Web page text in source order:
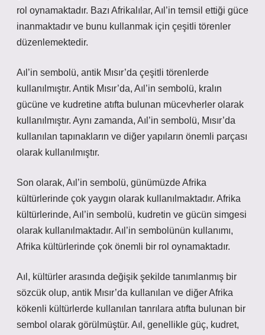
rol oynamaktadır. Bazı Afrikalılar, Aıl’in temsil ettiği güce
inanmaktadır ve bunu kullanmak için çeşitli törenler
düzenlemektedir.
Aıl’in sembolü, antik Mısır’da çeşitli törenlerde
kullanılmıştır. Antik Mısır’da, Aıl’in sembolü, kralın
gücüne ve kudretine atıfta bulunan mücevherler olarak
kullanılmıştır. Aynı zamanda, Aıl’in sembolü, Mısır’da
kullanılan tapınakların ve diğer yapıların önemli parçası
olarak kullanılmıştır.
Son olarak, Aıl’in sembolü, günümüzde Afrika
kültürlerinde çok yaygın olarak kullanılmaktadır. Afrika
kültürlerinde, Aıl’in sembolü, kudretin ve gücün simgesi
olarak kullanılmaktadır. Aıl’in sembolünün kullanımı,
Afrika kültürlerinde çok önemli bir rol oynamaktadır.
Aıl, kültürler arasında değişik şekilde tanımlanmış bir
sözcük olup, antik Mısır’da kullanılan ve diğer Afrika
kökenli kültürlerde kullanılan tanrılara atıfta bulunan bir
sembol olarak görülmüştür. Aıl, genellikle güç, kudret,